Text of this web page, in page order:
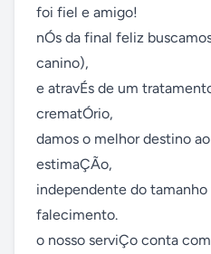
foi fiel e amigo!
nÓs da final feliz
canino),
e atravÉs de um
crematÓrio,
damos o melhor destino
estimaÇÃo,
independente do
falecimento.
o nosso serviÇo conta